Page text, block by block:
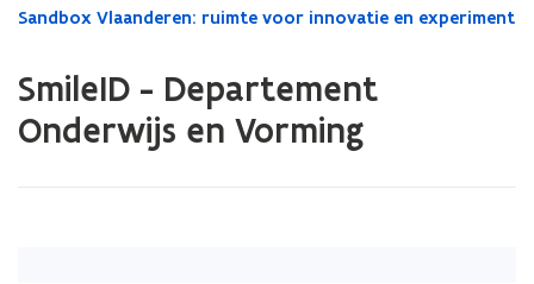
Gedaan
bevindt
zich
Sandbox Vlaanderen: ruimte voor innovatie en experiment
SmileID - Departement
Onderwijs en Vorming